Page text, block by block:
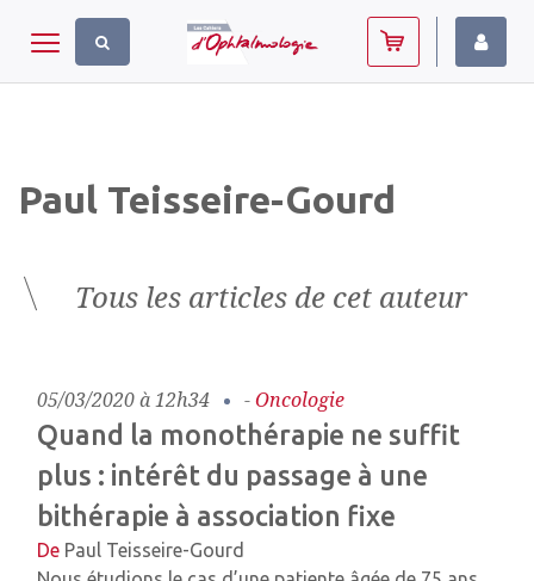
Toggle navigation
Paul Teisseire-Gourd
Tous les articles de cet auteur
05/03/2020 à 12h34 -Oncologie
Quand la monothérapie ne suffit
plus : intérêt du passage à une
bithérapie à association fixe
De Paul Teisseire-Gourd
Panneau de gestion des cookies